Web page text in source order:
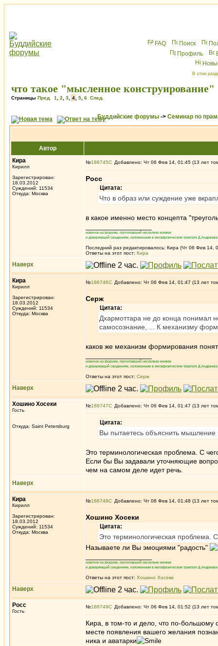
FAQ Поиск
Профиль
В этом
что такое "мысленное конструирование"
Страницы Пред. 1 2 3 4 5 6 След.
Буддийские форумы -> Семинар по
Автор
Кира
Кирилл
Зарегистрирован:
18.03.2012
Суждений: 11534
Откуда: Москва
№186745 Добавлено: Чт 06 Фев 14, 01:45 (13 лет
Росс
Цитата:
Что в образ или суждение уже
в какое именно место концепта
новичок на форуме, прочитавший несколько книжек
и доверяющий сведениям, изложенным в метафизическом трактате
Последний раз редактировалось: Кира (Чт 06 Фев 14,
Ответы на этот пост: Кира
Наверх
Кира
Кирилл
Зарегистрирован:
18.03.2012
Суждений: 11534
Откуда: Москва
№186746 Добавлено: Чт 06 Фев 14, 01:47 (13 лет
Серж
Цитата:
Дхармоттара не до конца понимал
самосознание, ... К механизму
каков же механизм формирования
новичок на форуме, прочитавший несколько книжек
и доверяющий сведениям, изложенным в метафизическом трактате
Ответы на этот пост: Серж
Наверх
Хошино Хосеки
Гость
Откуда: Saint Petersburg
№186747 Добавлено: Чт 06 Фев 14, 01:47 (13 лет
Цитата:
Вы пытаетесь объяснить мышление
Это терминологическая проблема. С
Если бы Вы задавали уточняющие
чем на самом деле идет речь.
Наверх
Кира
Кирилл
Зарегистрирован:
18.03.2012
Суждений: 11534
Откуда: Москва
№186748 Добавлено: Чт 06 Фев 14, 01:48 (13 лет
Хошино Хосеки
Цитата:
Это терминологическая проблема.
Называете ли Вы эмоциями "радость"
новичок на форуме, прочитавший несколько книжек
и доверяющий сведениям, изложенным в метафизическом трактате
Ответы на этот пост: Хошино Хосеки
Наверх
Росс
Гость
№186749 Добавлено: Чт 06 Фев 14, 01:52 (13 лет
Кира, в том-то и дело, что по-большому
месте появления вашего желания
ника и аватарки